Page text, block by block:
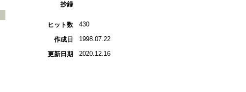
抄録
ヒット数 430
作成日 1998.07.22
更新日期 2020.12.16